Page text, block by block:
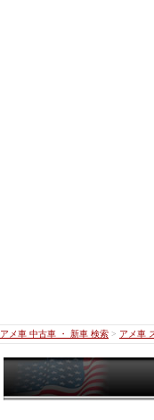
アメ車 中古車 ・ 新車 検索 > アメ車